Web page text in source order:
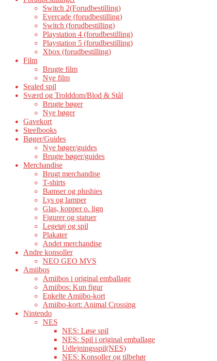
Switch 2(Forudbestilling)
Evercade (forudbestilling)
Switch (forudbestilling)
Playstation 4 (forudbestilling)
Playstation 5 (forudbestilling)
Xbox (forudbestilling)
Film
Brugte film
Nye film
Sealed spil
Sværd og Trolddom/Blod & Stål
Brugte bøger
Nye bøger
Gavekort
Steelbooks
Bøger/Guides
Nye bøger/guides
Brugte bøger/guides
Merchandise
Brugt merchandise
T-shirts
Bamser og plushies
Lys og lamper
Glas, kopper o. lign
Figurer og statuer
Legetøj og spil
Plakater
Andet merchandise
Andre konsoller
NEO GEO MVS
Amiibos
Amiibos i original emballage
Amiibos: Kun figur
Enkelte Amiibo-kort
Amiibo-kort: Animal Crossing
Nintendo
NES
NES: Løse spil
NES: Spil i original emballage
Udlejningsspil(NES)
NES: Konsoller og tilbehør